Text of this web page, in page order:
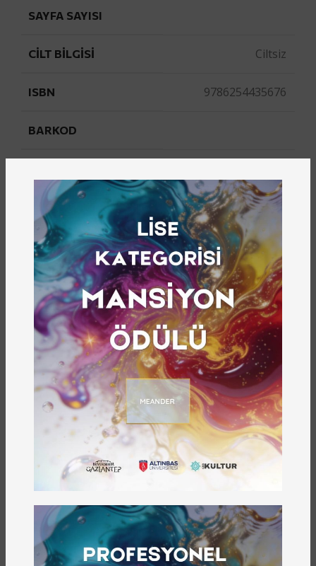
SAYFA SAYISI
CILT BILGISI Ciltsiz
ISBN 9786254435676
BARKOD
YAYIN NUMARASI 44
Satın Almak İçin Tıklayın
Dünyada muhtevası bakımından en derin ve anlamlı
milli marşlardan olan İstiklâl Marşı’nın önemini bugün daha iyi
anlıyoruz. İstiklâl Marşı, Türk milletinin her ferdiyle İstiklâlini
korumak için verdiği mücadelenin neticesinde ortaya çıkmıştır.
Mehmet Âkif Ersoy, Milli Mücadele’nin manevi cephesinde
mücadele vermiş, Türk milletinin mücadelesinde hâkim unsur
olan “Hür yaşamış olma” ruhunu derinden hissetmiştir. İstiklâl
Marşı’na da destansı mücadelenin ne için verildiğini nakış
nakış işlemiştir.